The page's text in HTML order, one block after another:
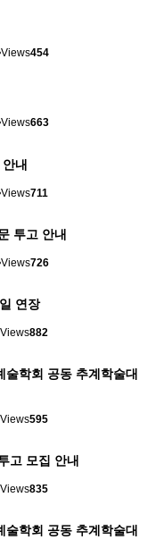
Views454
Views663
내
Views711
투고 안내
Views726
연장
Views882
학회 공동 추계학술대
Views595
고 모집 안내
Views835
학회 공동 추계학술대